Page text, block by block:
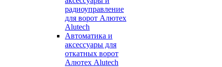
радиоуправление
для ворот Алютех
Alutech
Автоматика и
аксессуары для
откатных ворот
Алютех Alutech